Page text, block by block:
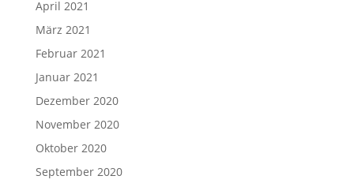
April 2021
März 2021
Februar 2021
Januar 2021
Dezember 2020
November 2020
Oktober 2020
September 2020